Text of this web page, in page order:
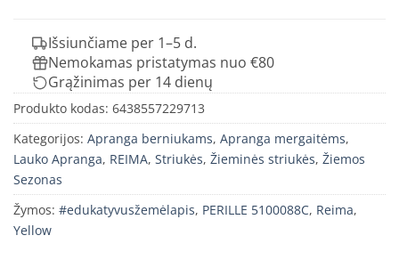
Išsiunčiame per 1–5 d.
Nemokamas pristatymas nuo €80
Grąžinimas per 14 dienų
Produkto kodas: 6438557229713
Kategorijos: Apranga berniukams, Apranga mergaitėms,
Lauko Apranga, REIMA, Striukės, Žieminės striukės, Žiemos
Sezonas
Žymos: #edukatyvusžemėlapis, PERILLE 5100088C, Reima,
Yellow